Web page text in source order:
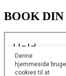
BOOK